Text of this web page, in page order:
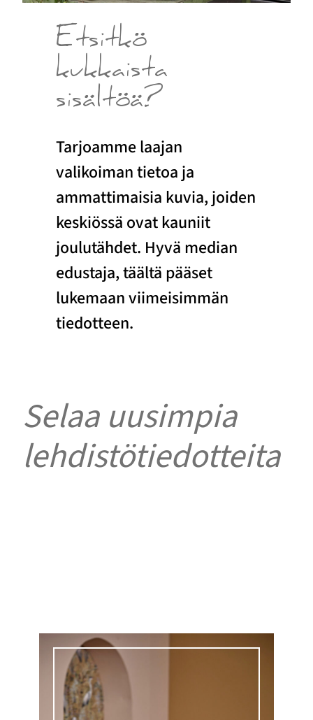
Etsitkö
kukkaista
sisältöä?
Tarjoamme laajan
valikoiman tietoa ja
ammattimaisia kuvia, joiden
keskiössä ovat kauniit
joulutähdet. Hyvä median
edustaja, täältä pääset
lukemaan viimeisimmän
tiedotteen.
Selaa uusimpia
lehdistötiedotteita